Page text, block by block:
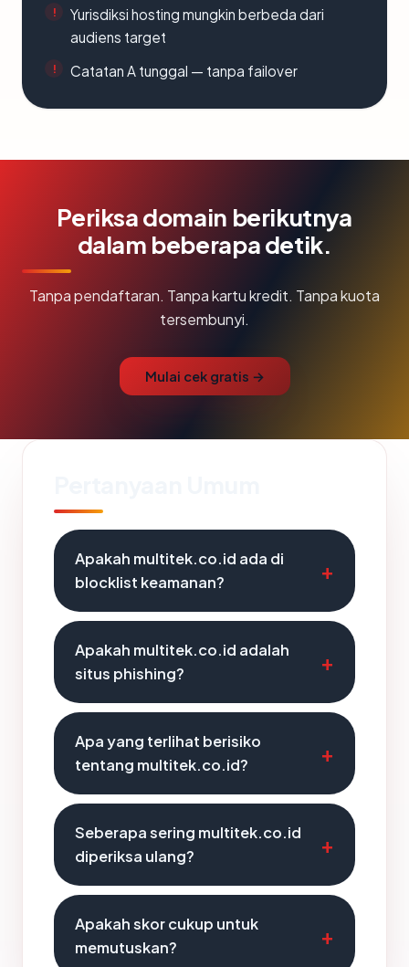
Yurisdiksi hosting mungkin berbeda dari
audiens target
Catatan A tunggal — tanpa failover
Periksa domain berikutnya
dalam beberapa detik.
Tanpa pendaftaran. Tanpa kartu kredit. Tanpa kuota
tersembunyi.
Mulai cek gratis →
Apakah multitek.co.id ada di
blocklist keamanan?
Apakah multitek.co.id adalah
situs phishing?
Apa yang terlihat berisiko
tentang multitek.co.id?
Seberapa sering multitek.co.id
diperiksa ulang?
Apakah skor cukup untuk
memutuskan?